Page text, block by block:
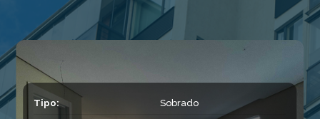
Tipo: Sobrado